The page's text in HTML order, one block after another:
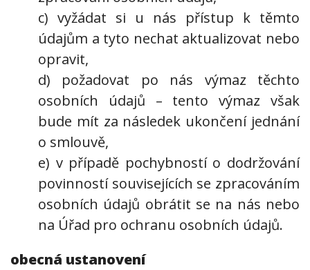
c) vyžádat si u nás přístup k těmto
údajům a tyto nechat aktualizovat nebo
opravit,
d) požadovat po nás výmaz těchto
osobních údajů – tento výmaz však
bude mít za následek ukončení jednání
o smlouvě,
e) v případě pochybností o dodržování
povinností souvisejících se zpracováním
osobních údajů obrátit se na nás nebo
na Úřad pro ochranu osobních údajů.
obecná ustanovení